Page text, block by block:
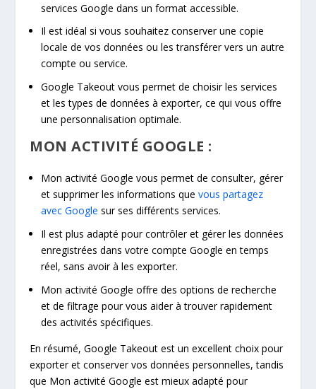
services Google dans un format accessible.
Il est idéal si vous souhaitez conserver une copie
locale de vos données ou les transférer vers un autre
compte ou service.
Google Takeout vous permet de choisir les services
et les types de données à exporter, ce qui vous offre
une personnalisation optimale.
MON ACTIVITÉ GOOGLE :
Mon activité Google vous permet de consulter, gérer
et supprimer les informations quevous partagez
avec Google sur ses différents services.
Il est plus adapté pour contrôler et gérer les données
enregistrées dans votre compte Google en temps
réel, sans avoir à les exporter.
Mon activité Google offre des options de recherche
et de filtrage pour vous aider à trouver rapidement
des activités spécifiques.
En résumé, Google Takeout est un excellent choix pour
exporter et conserver vos données personnelles, tandis
que Mon activité Google est mieux adapté pour